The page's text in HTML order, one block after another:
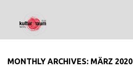
HOME
MONTHLY ARCHIVES: MÄRZ 2020